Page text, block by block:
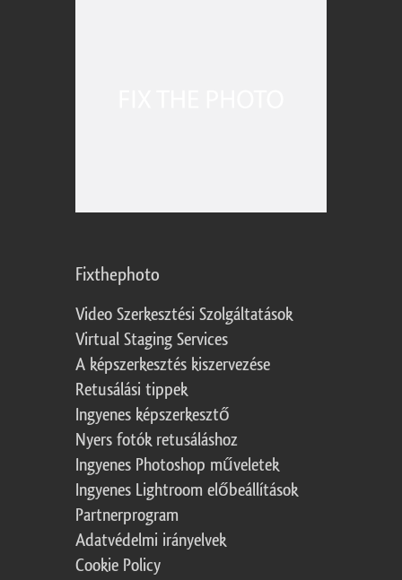
Fixthephoto
Video Szerkesztési Szolgáltatások
Virtual Staging Services
A képszerkesztés kiszervezése
Retusálási tippek
Ingyenes képszerkesztő
Nyers fotók retusáláshoz
Ingyenes Photoshop műveletek
Ingyenes Lightroom előbeállítások
Partnerprogram
Adatvédelmi irányelvek
Cookie Policy